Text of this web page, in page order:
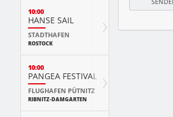
10:00
HANSE SAIL
STADTHAFEN
ROSTOCK
10:00
PANGEA FESTIVAL
FLUGHAFEN PÜTNITZ
RIBNITZ-DAMGARTEN